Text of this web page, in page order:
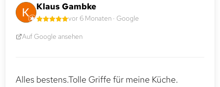
Klaus Gambke
vor 6 Monaten · Google
Auf Google ansehen
Alles bestens.Tolle Griffe für meine Küche.